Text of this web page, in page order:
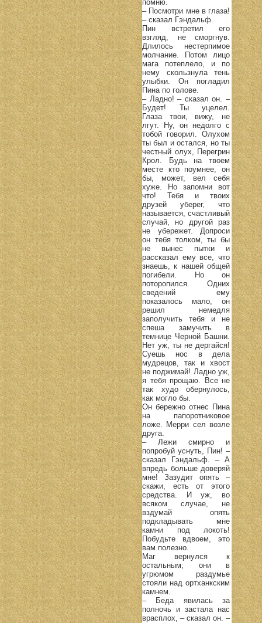
помню.
– Посмотри мне в глаза!
– сказал Гэндальф.
Пин встретил его
взгляд, не сморгнув.
Длилось нестерпимое
молчание. Потом лицо
мага потеплело, и по
нему скользнула тень
улыбки. Он погладил
Пина по голове.
– Ладно! – сказал он. –
Будет! Ты уцелел.
Глаза твои, вижу, не
лгут. Ну, он недолго с
тобой говорил. Олухом
ты был и остался, но ты
честный олух, Перегрин
Крол. Будь на твоем
месте кто поумнее, он
бы, может, вел себя
хуже. Но запомни вот
что! Тебя и твоих
друзей уберег, что
называется, счастливый
случай, но другой раз
не убережет. Допроси
он тебя толком, ты бы
не вынес пытки и
рассказал ему все, что
знаешь, к нашей общей
погибели. Но он
поторопился. Одних
сведений ему
показалось мало, он
решил немедля
заполучить тебя и не
спеша замучить в
темнице Черной Башни.
Нет уж, ты не дергайся!
Суешь нос в дела
мудрецов, так и хвост
не поджимай! Ладно уж,
я тебя прощаю. Все не
так худо обернулось,
как могло бы.
Он бережно отнес Пина
на папоротниковое
ложе. Мерри сел возле
друга.
– Лежи смирно и
попробуй уснуть, Пин! –
сказал Гэндальф. – А
впредь больше доверяй
мне! Зазудит опять –
скажи, есть от этого
средства. И уж, во
всяком случае, не
вздумай опять
подкладывать мне
камни под локоть!
Побудьте вдвоем, это
вам полезно.
Маг вернулся к
остальным; они в
угрюмом раздумье
стояли над ортханкским
камнем.
– Беда явилась за
полночь и застала нас
врасплох, – сказал он. –